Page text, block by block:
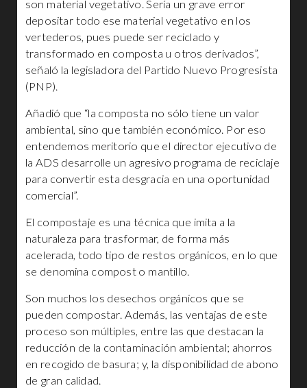
son material vegetativo. Sería un grave error
depositar todo ese material vegetativo en los
vertederos, pues puede ser reciclado y
transformado en composta u otros derivados”,
señaló la legisladora del Partido Nuevo Progresista
(PNP).
Añadió que “la composta no sólo tiene un valor
ambiental, sino que también económico. Por eso
entendemos meritorio que el director ejecutivo de
la ADS desarrolle un agresivo programa de reciclaje
para convertir esta desgracia en una oportunidad
comercial”.
El compostaje es una técnica que imita a la
naturaleza para trasformar, de forma más
acelerada, todo tipo de restos orgánicos, en lo que
se denomina compost o mantillo.
Son muchos los desechos orgánicos que se
pueden compostar. Además, las ventajas de este
proceso son múltiples, entre las que destacan la
reducción de la contaminación ambiental; ahorros
en recogido de basura; y, la disponibilidad de abono
de gran calidad.